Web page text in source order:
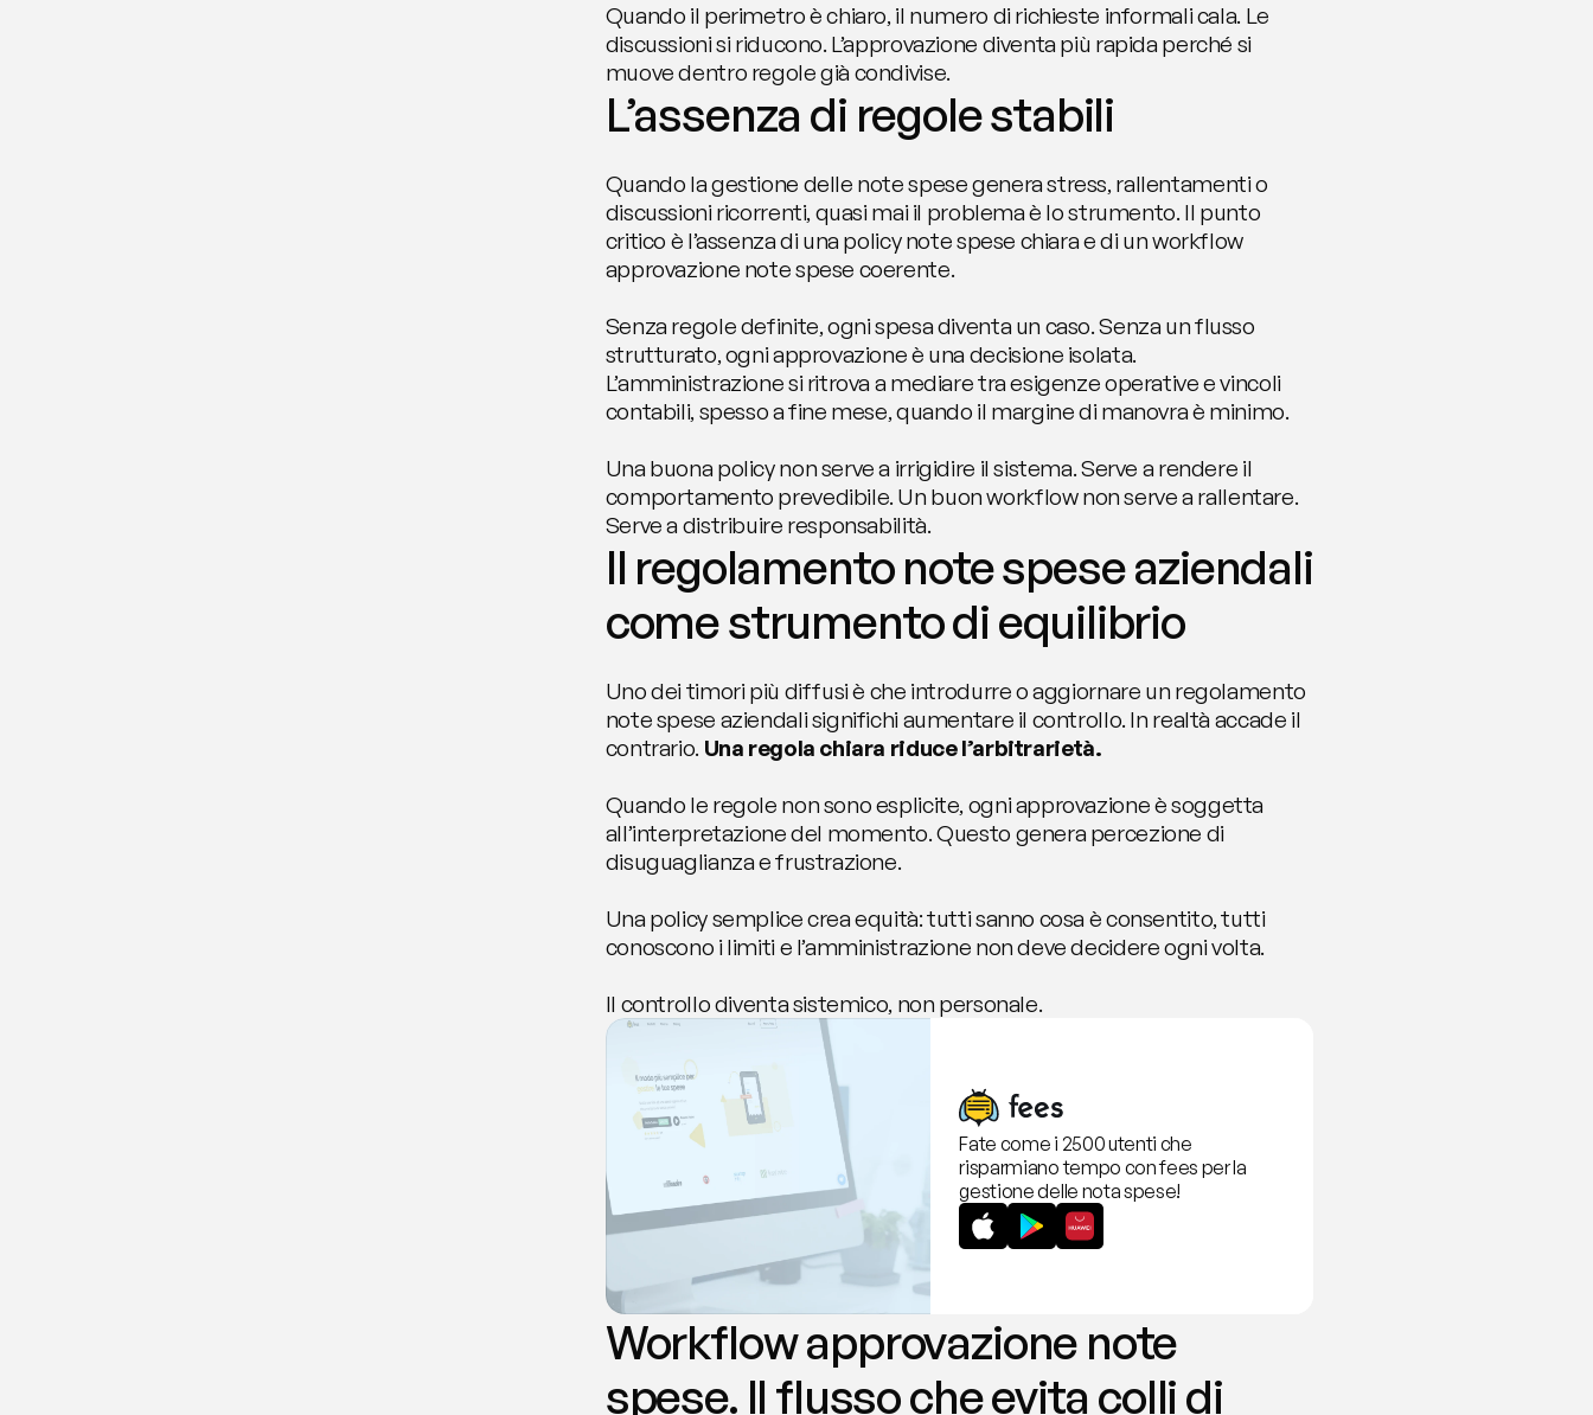
Quando il perimetro è chiaro, il numero di richieste informali cala. Le
discussioni si riducono. L’approvazione diventa più rapida perché si
muove dentro regole già condivise.
L’assenza di regole stabili
Quando la gestione delle note spese genera stress, rallentamenti o
discussioni ricorrenti, quasi mai il problema è lo strumento. Il punto
critico è l’assenza di una policy note spese chiara e di un workflow
approvazione note spese coerente.
Senza regole definite, ogni spesa diventa un caso. Senza un flusso
strutturato, ogni approvazione è una decisione isolata.
L’amministrazione si ritrova a mediare tra esigenze operative e vincoli
contabili, spesso a fine mese, quando il margine di manovra è minimo.
Una buona policy non serve a irrigidire il sistema. Serve a rendere il
comportamento prevedibile. Un buon workflow non serve a rallentare.
Serve a distribuire responsabilità.
Il regolamento note spese aziendali
come strumento di equilibrio
Uno dei timori più diffusi è che introdurre o aggiornare un regolamento
note spese aziendali significhi aumentare il controllo. In realtà accade il
contrario. Una regola chiara riduce l’arbitrarietà.
Quando le regole non sono esplicite, ogni approvazione è soggetta
all’interpretazione del momento. Questo genera percezione di
disuguaglianza e frustrazione.
Una policy semplice crea equità: tutti sanno cosa è consentito, tutti
conoscono i limiti e l’amministrazione non deve decidere ogni volta.
Il controllo diventa sistemico, non personale.
Fate come i 2500 utenti che
risparmiano tempo con fees per la
gestione delle nota spese!
Workflow approvazione note
spese. Il flusso che evita colli di